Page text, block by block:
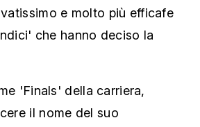
e molto più efficafe
che hanno deciso la
'Finals' della carriera,
il nome del suo